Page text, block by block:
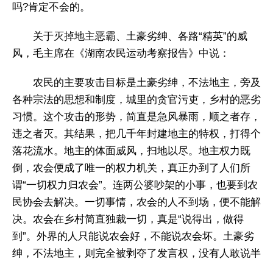
吗?肯定不会的。
关于灭掉地主恶霸、土豪劣绅、各路“精英”的威
风，毛主席在《湖南农民运动考察报告》中说：
农民的主要攻击目标是土豪劣绅，不法地主，旁及
各种宗法的思想和制度，城里的贪官污吏，乡村的恶劣
习惯。这个攻击的形势，简直是急风暴雨，顺之者存，
违之者灭。其结果，把几千年封建地主的特权，打得个
落花流水。地主的体面威风，扫地以尽。地主权力既
倒，农会便成了唯一的权力机关，真正办到了人们所
谓“一切权力归农会”。连两公婆吵架的小事，也要到农
民协会去解决。一切事情，农会的人不到场，便不能解
决。农会在乡村简直独裁一切，真是“说得出，做得
到”。外界的人只能说农会好，不能说农会坏。土豪劣
绅，不法地主，则完全被剥夺了发言权，没有人敢说半